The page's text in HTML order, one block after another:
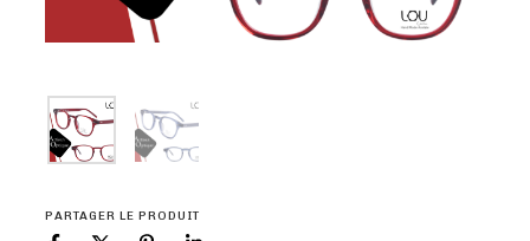
PARTAGER LE PRODUIT